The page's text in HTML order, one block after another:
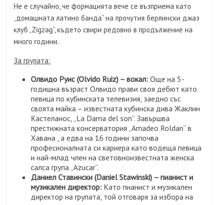
Не е случайно, че формацията вече се възприема като
„домашната латино банда“ на прочутия берлински джаз
клуб „Zigzag“, където свири редовно в продължение на
много години.
За групата:
Олвидо Руис (Olvido Ruiz) – вокал: Още на 5-
годишна възраст Олвидо прави своя дебют като
певица по кубинската телевизия, заедно със
своята майка – известната кубинска дива Жаклин
Кастеланос, „La Dama del son“. Завършва
престижната консерватория „Amadeo Roldan“ в
Хавана , а едва на 16 години започва
професионалната си кариера като водеща певица
и най-млад член на световноизвестната женска
салса група „Azucar“.
Даниел Ставински (Daniel Stawinski) – пианист и
музикален директор: Като пианист и музикален
директор на групата, той отговаря за избора на